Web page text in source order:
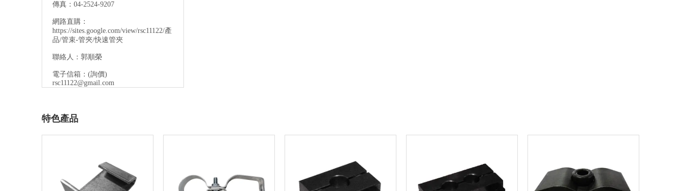
傳真：04-2524-9207
網路直購：
https://sites.google.com/view/rsc11122/產
品/管束-管夾/快速管夾
聯絡人：郭順榮
電子信箱： (詢價)
rsc11122@gmail.com
特色產品